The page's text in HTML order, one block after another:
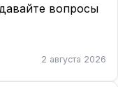
вопросы
2 августа 2026